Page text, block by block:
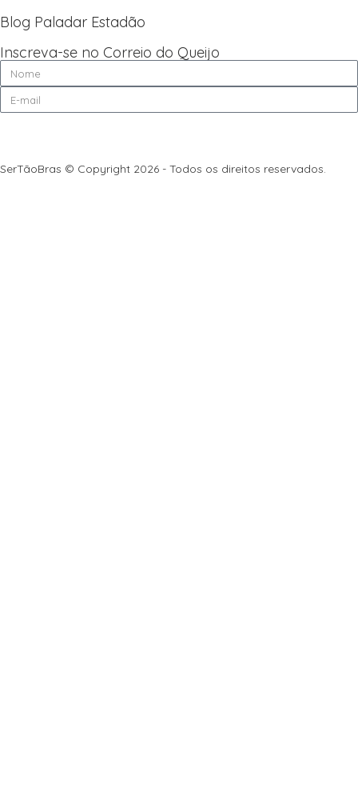
Blog Paladar Estadão
Inscreva-se no Correio do Queijo
SerTãoBras © Copyright 2026 - Todos os direitos reservados.